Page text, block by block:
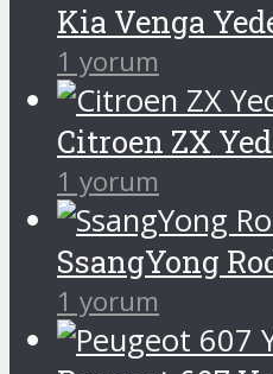
Kia Venga
1 yorum
Citroen ZX
1 yorum
SsangYong
1 yorum